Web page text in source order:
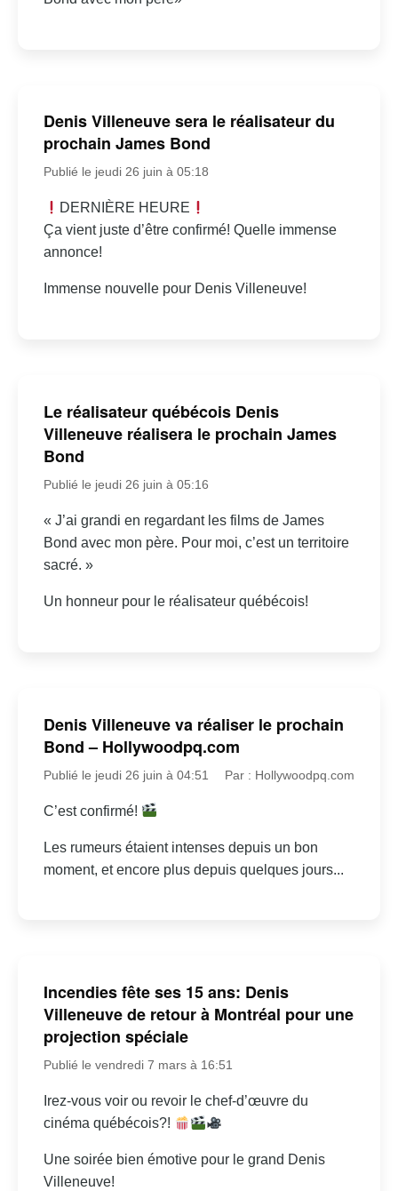
Denis Villeneuve sera le réalisateur du
prochain James Bond
Publié le jeudi 26 juin à 05:18
DERNIÈRE HEURE
Ça vient juste d’être confirmé! Quelle immense
annonce!
Immense nouvelle pour Denis Villeneuve!
Le réalisateur québécois Denis
Villeneuve réalisera le prochain James
Bond
Publié le jeudi 26 juin à 05:16
« J’ai grandi en regardant les films de James
Bond avec mon père. Pour moi, c’est un territoire
sacré. »
Un honneur pour le réalisateur québécois!
Denis Villeneuve va réaliser le prochain
Bond – Hollywoodpq.com
Publié le jeudi 26 juin à 04:51 Par : Hollywoodpq.com
C’est confirmé!
Les rumeurs étaient intenses depuis un bon
moment, et encore plus depuis quelques jours...
Incendies fête ses 15 ans: Denis
Villeneuve de retour à Montréal pour une
projection spéciale
Publié le vendredi 7 mars à 16:51
Irez-vous voir ou revoir le chef-d’œuvre du
cinéma québécois?!
Une soirée bien émotive pour le grand Denis
Villeneuve!